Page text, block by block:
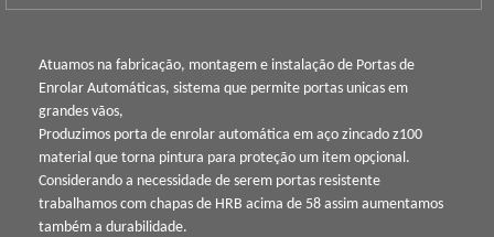
Atuamos na fabricação, montagem e instalação de Portas de
Enrolar Automáticas, sistema que permite portas unicas em
grandes vãos,
Produzimos porta de enrolar automática em aço zincado z100
material que torna pintura para proteção um item opçional.
Considerando a necessidade de serem portas resistente
trabalhamos com chapas de HRB acima de 58 assim aumentamos
também a durabilidade.